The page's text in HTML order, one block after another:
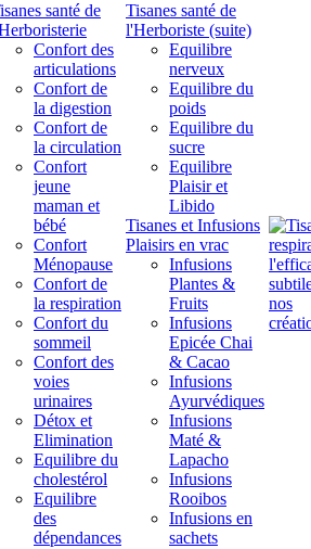
santé de
Confort des
articulations
Confort de
la digestion
Confort de
la circulation
Confort
jeune
maman et
bébé
Confort
Ménopause
Confort de
la respiration
Confort du
sommeil
Confort des
voies
urinaires
Détox et
Elimination
Equilibre du
cholestérol
Equilibre
des
dépendances
Tisanes santé de
l'Herboriste (suite)
Equilibre
nerveux
Equilibre du
poids
Equilibre du
sucre
Equilibre
Plaisir et
Libido
Tisanes et Infusions
Plaisirs en vrac
Infusions
Plantes &
Fruits
Infusions
Epicée Chai
& Cacao
Infusions
Ayurvédiques
Infusions
Maté &
Lapacho
Infusions
Rooibos
Infusions en
sachets